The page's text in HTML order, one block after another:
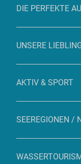
DIE PERFEKTE
UNSERE
AKTIV & SPORT
SEEREGIONEN /